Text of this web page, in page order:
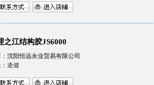
之江结构胶JS6000
沈阳恒远永业贸易有限公司
逄健